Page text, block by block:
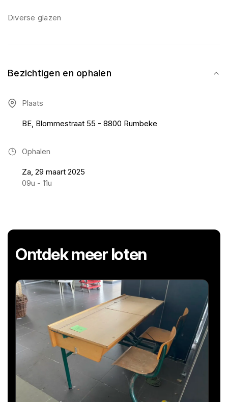
Diverse glazen
Bezichtigen en ophalen
Plaats
BE, Blommestraat 55 - 8800 Rumbeke
Ophalen
Za, 29 maart 2025
09u - 11u
Ontdek meer loten